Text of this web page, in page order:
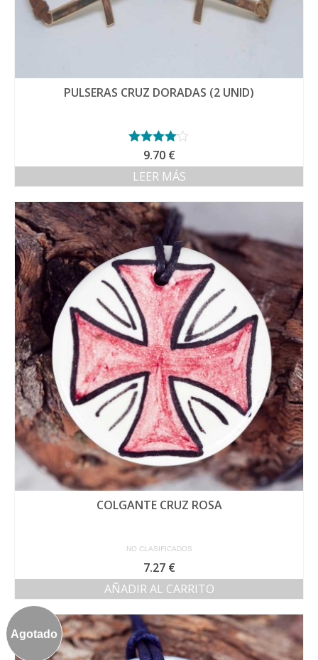
PULSERAS CRUZ DORADAS (2 UNID)
Valorado
con4.00
de 5
9.70 €
LEER MÁS
COLGANTE CRUZ ROSA
NO CLASIFICADOS
7.27 €
AÑADIR AL CARRITO
Agotado